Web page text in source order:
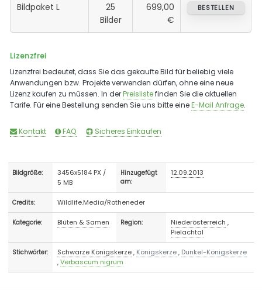
Bildpaket L
25
Bilder
699,00
€
BESTELLEN
Lizenzfrei
Lizenzfrei bedeutet, dass Sie das gekaufte Bild für beliebig viele
Anwendungen bzw. Projekte verwenden dürfen, ohne eine neue
Lizenz kaufen zu müssen. In derPreislistefinden Sie die aktuellen
Tarife. Für eine Bestellung senden Sie uns bitte eineE-Mail Anfrage.
Kontakt FAQ Sicheres Einkaufen
Bildgröße:
3456x5184 PX /
5 MB
Hinzugefügt
am:
12.09.2013
Credits: Wildlife.Media/Rotheneder
Kategorie: Blüten & Samen Region: Niederösterreich ,
Pielachtal
Stichwörter: Schwarze Königskerze, Königskerze, Dunkel-Königskerze
,Verbascum nigrum